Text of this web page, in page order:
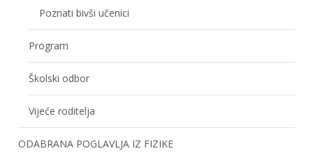
Poznati bivši učenici
Program
Školski odbor
Vijeće roditelja
ODABRANA POGLAVLJA IZ FIZIKE